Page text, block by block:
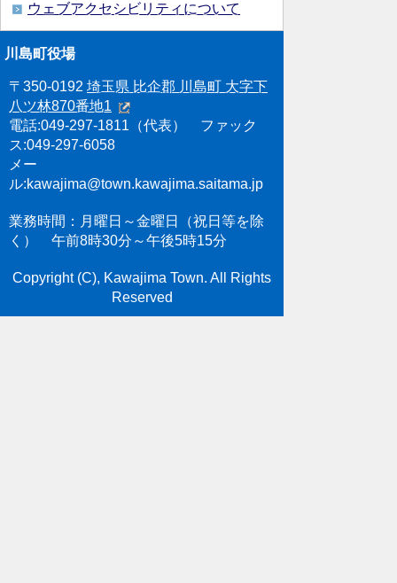
ウェブアクセシビリティについて
川島町役場
〒350-0192 埼玉県 比企郡 川島町 大字下
八ツ林870番地1
電話:049-297-1811（代表） ファック
ス:049-297-6058
メー
ル:kawajima@town.kawajima.saitama.jp
業務時間：月曜日～金曜日（祝日等を除
く） 午前8時30分～午後5時15分
Copyright (C), Kawajima Town. All Rights
Reserved